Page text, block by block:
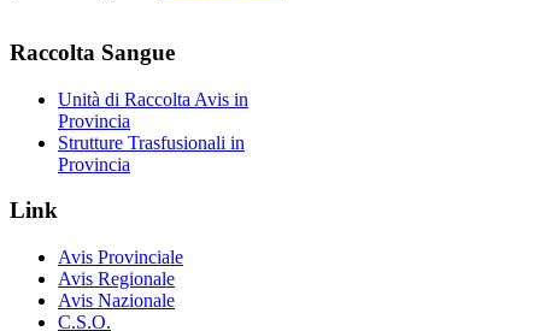
Raccolta Sangue
Unità di Raccolta Avis in
Provincia
Strutture Trasfusionali in
Provincia
Link
Avis Provinciale
Avis Regionale
Avis Nazionale
C.S.O.